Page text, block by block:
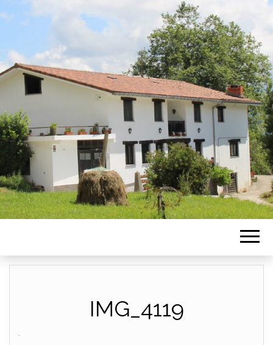
IMG_4119